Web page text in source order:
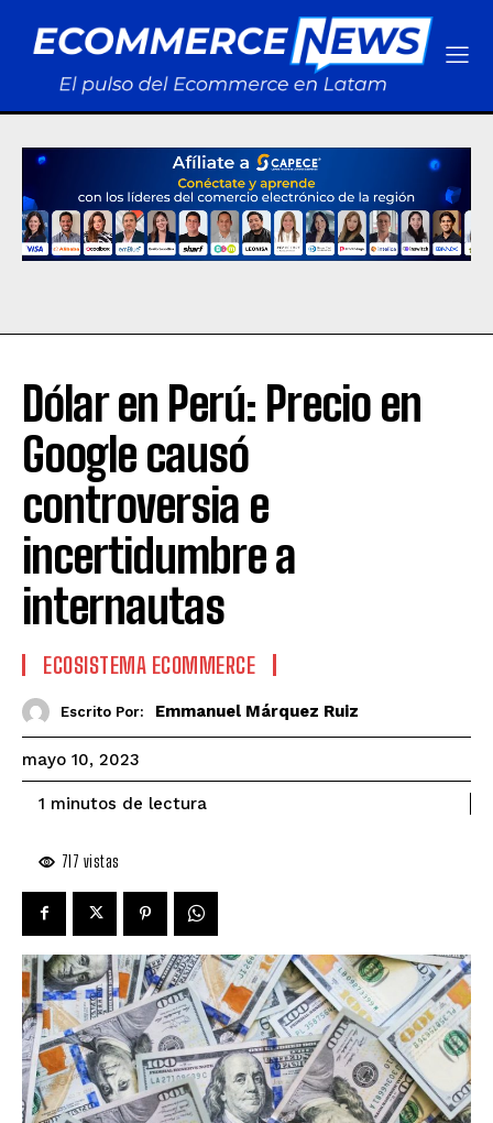
Dólar en Perú: Precio en
Google causó
controversia e
incertidumbre a
internautas
ECOSISTEMA ECOMMERCE
Escrito Por: Emmanuel Márquez Ruiz
mayo 10, 2023
1 minutos de lectura
717 vistas